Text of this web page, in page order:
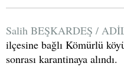
Salih BEŞKARDEŞ /
ilçesine bağlı Kömürlü
sonrası karantinaya alındı.